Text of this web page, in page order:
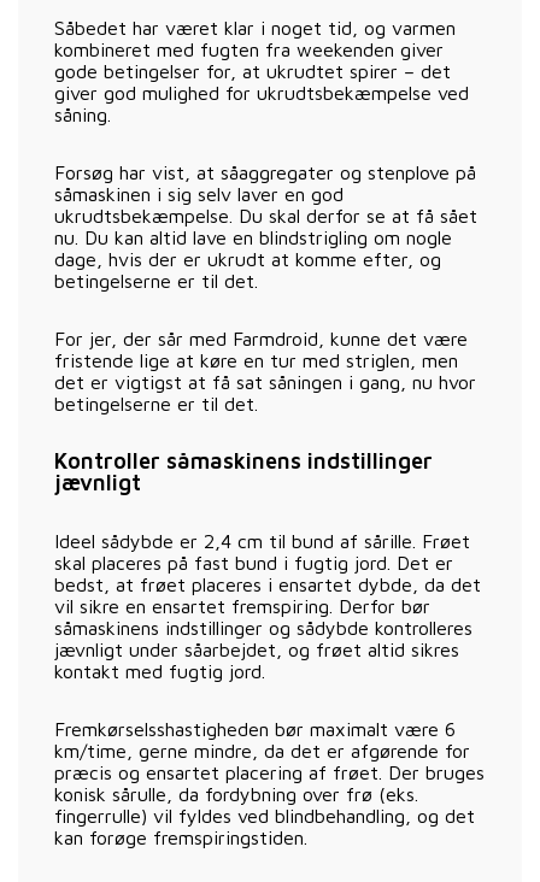
Såbedet har været klar i noget tid, og varmen
kombineret med fugten fra weekenden giver
gode betingelser for, at ukrudtet spirer – det
giver god mulighed for ukrudtsbekæmpelse ved
såning.
Forsøg har vist, at såaggregater og stenplove på
såmaskinen i sig selv laver en god
ukrudtsbekæmpelse. Du skal derfor se at få sået
nu. Du kan altid lave en blindstrigling om nogle
dage, hvis der er ukrudt at komme efter, og
betingelserne er til det.
For jer, der sår med Farmdroid, kunne det være
fristende lige at køre en tur med striglen, men
det er vigtigst at få sat såningen i gang, nu hvor
betingelserne er til det.
Kontroller såmaskinens indstillinger
jævnligt
Ideel sådybde er 2,4 cm til bund af sårille. Frøet
skal placeres på fast bund i fugtig jord. Det er
bedst, at frøet placeres i ensartet dybde, da det
vil sikre en ensartet fremspiring. Derfor bør
såmaskinens indstillinger og sådybde kontrolleres
jævnligt under såarbejdet, og frøet altid sikres
kontakt med fugtig jord.
Fremkørselsshastigheden bør maximalt være 6
km/time, gerne mindre, da det er afgørende for
præcis og ensartet placering af frøet. Der bruges
konisk sårulle, da fordybning over frø (eks.
fingerrulle) vil fyldes ved blindbehandling, og det
kan forøge fremspiringstiden.